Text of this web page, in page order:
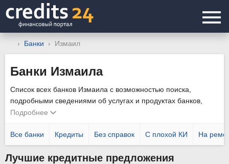
Банки Измаил
Банки Измаила
Список всех банков Измаила с возможностью поиска,
подробными сведениями об услугах и продуктах банков,
адресами отделений и банкоматов банка в городе. На август
отделения, которые обслуживают как физических, так и
юридических лиц. В таблице вы найдете ссылки на все
отделения и банкоматы банка в городе.
Подробнее
Все банки Кредиты Без справок С плохой КИ На
Лучшие кредитные предложения